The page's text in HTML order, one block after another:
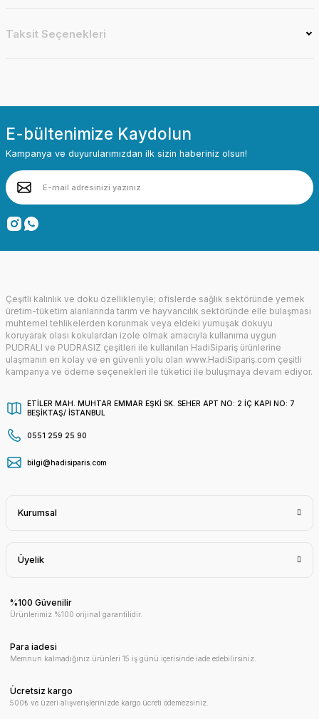
Taksit Seçenekleri
E-bültenimize Kaydolun
Kampanya ve duyurularımızdan ilk sizin haberiniz olsun!
Çeşitli kalınlık ve doku özellikleriyle; ofislerde sağlık sektöründe yemek
üretim-tüketim alanlarında tarım ve hayvancılık sektöründe elle bulaşması
muhtemel tehlikelerden korunmak veya eldeki yumuşak dokuyu
koruyarak olası kokulardan izole olmak amacıyla kullanıma uygun
PUDRALI ve PUDRASIZ çeşitleri ile kullanılan HadiSipariş ürünlerine
ulaşmanın en kolay ve en güvenli yolu olan www.HadiSipariş.com çeşitli
kampanya ve ödeme seçenekleri ile tüketici ile buluşmaya devam ediyor.
ETİLER MAH. MUHTAR EMMAR EŞKİ SK. SEHER APT NO: 2 İÇ KAPI NO: 7
BEŞİKTAŞ/ İSTANBUL
0551 259 25 90
bilgi@hadisiparis.com
Kurumsal
Üyelik
%100 Güvenilir
Ürünlerimiz %100 orijinal garantilidir.
Para iadesi
Memnun kalmadığınız ürünleri 15 iş günü içerisinde iade edebilirsiniz.
Ücretsiz kargo
500₺ ve üzeri alışverişlerinizde kargo ücreti ödemezsiniz.